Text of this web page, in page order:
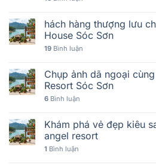
hách hàng thượng lưu
House Sóc Sơn
19 Bình luận
Chụp ảnh dã ngoại
Resort Sóc Sơn
6 Bình luận
Khám phá vẻ đẹp kiêu
angel resort
1 Bình luận